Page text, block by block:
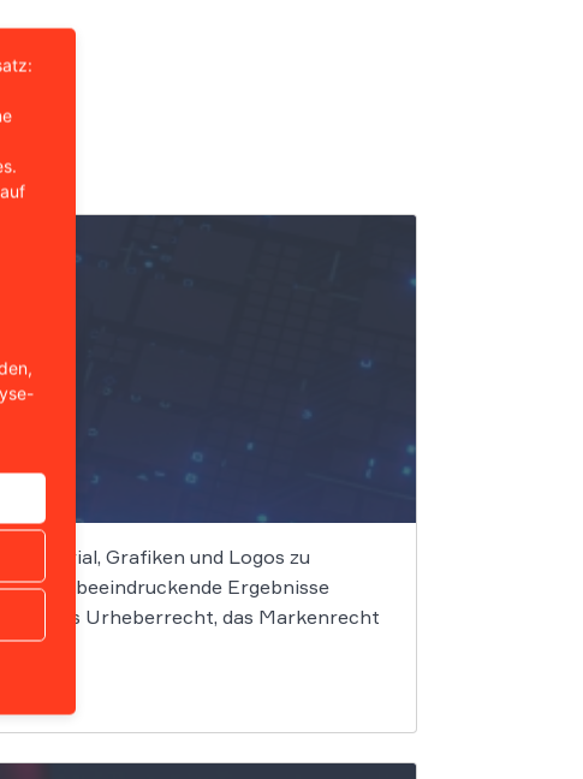
Grafiken und Logos zu
beeindruckende Ergebnisse
Das Urheberrecht, das Markenrecht